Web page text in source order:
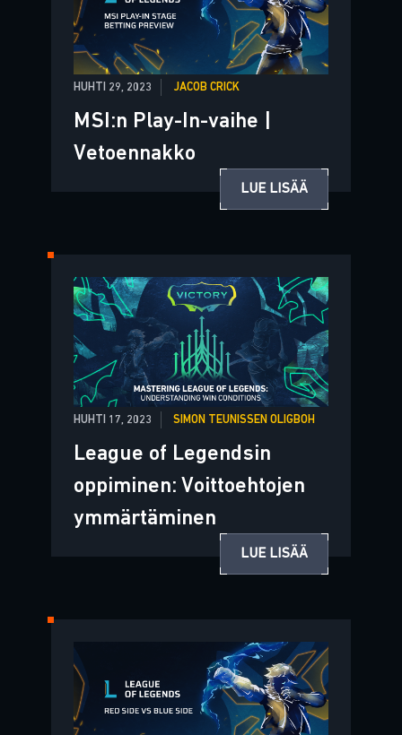
HUHTI 29, 2023 JACOB CRICK
MSI:n Play-In-vaihe |
Vetoennakko
LUE LISÄÄ
HUHTI 17, 2023 SIMON TEUNISSEN OLIGBOH
League of Legendsin
oppiminen: Voittoehtojen
ymmärtäminen
LUE LISÄÄ